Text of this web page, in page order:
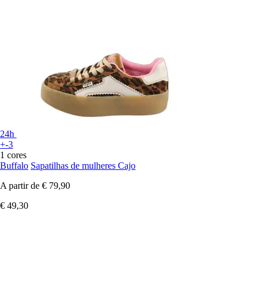
24h
+-3
1 cores
Buffalo Sapatilhas de mulheres Cajo
A partir de € 79,90
€ 49,30